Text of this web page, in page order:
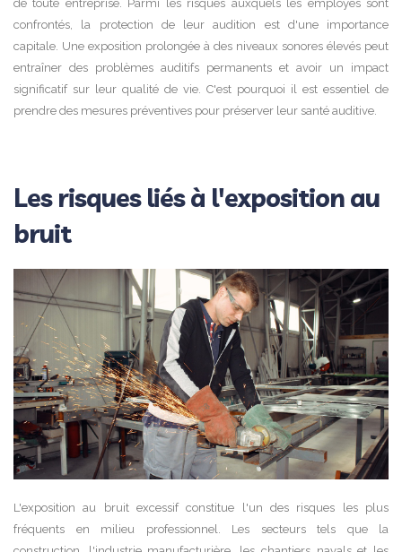
de toute entreprise. Parmi les risques auxquels les employés sont
confrontés, la protection de leur audition est d'une importance
capitale. Une exposition prolongée à des niveaux sonores élevés peut
entraîner des problèmes auditifs permanents et avoir un impact
significatif sur leur qualité de vie. C'est pourquoi il est essentiel de
prendre des mesures préventives pour préserver leur santé auditive.
Les risques liés à l'exposition au
bruit
L'exposition au bruit excessif constitue l'un des risques les plus
fréquents en milieu professionnel. Les secteurs tels que la